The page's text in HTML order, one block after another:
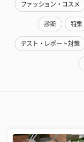
ファッション・コスメ
診断 特集
テスト・レポート対策